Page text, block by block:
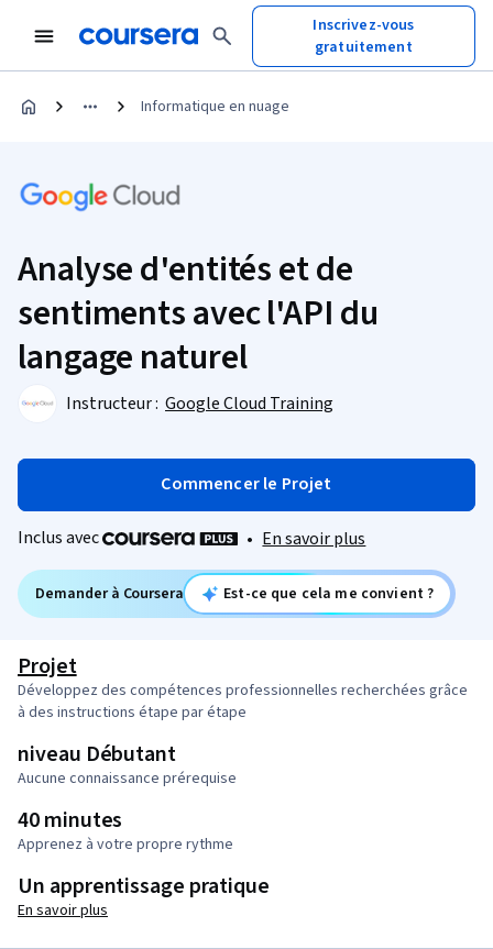
Inscrivez-vous
gratuitement
Informatique en nuage
Analyse d'entités et de
sentiments avec l'API du
langage naturel
Instructeur : Google Cloud Training
Commencer le Projet
Inclus avec • En savoir plus
Demander à Coursera Est-ce que cela me convient ?
Projet
Développez des compétences professionnelles recherchées grâce
à des instructions étape par étape
niveau Débutant
Aucune connaissance prérequise
40 minutes
Apprenez à votre propre rythme
Un apprentissage pratique
En savoir plus